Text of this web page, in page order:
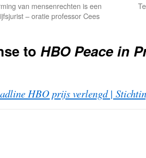
van mensenrechten is een
– oratie professor Cees
to HBO Peace in
HBO prijs verlengd |